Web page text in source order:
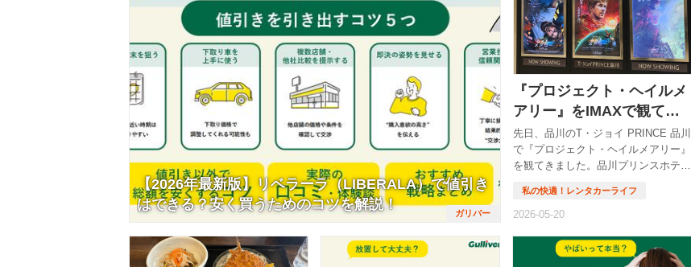
らコーヒーを飲んでいたら、もう気持
ちは半分そっちへ行っていました。す
ぐに支度をして、家を出て、電車に乗
りました！ 清澄白河ってどんな街？
東京メトロ半蔵門線・都営大江戸線の
清澄白河駅を降り...
ん。 今回は、実際にガリバーを利用
した人の評判をもとに、ガリバーで中
古車を「買取・購入」する際のメリッ
ット・デメリットをまとめてみました
ので、これからガリバーを利用しよう
と考えている人は...
で共有されています。 つまり、たと
えば「北海道の店舗にある車を、東京
の店舗で見たい」といった取り寄せが
できるんです。 「近所の店舗には在
庫がなかったけど、他県の店舗から取
り寄せてもらえた...
【2026年最新版】リベラーラ（LIBERALA）で値引き
はできる？安く買うためのコツを解説！
『プロジェクト・ヘイルメ
アリー』をIMAXで観てき
た話
先日、品川のT・ジョイ PRINCE 品川
で『プロジェクト・ヘイルメアリー』
を観てきました。品川プリンスホテル
ル アクアパーク品川）のすぐ隣にあ
る映画館です。 今回はIMAXで鑑賞。
たです。久しぶりに「観てよかっ
た〜」と素直に思える映画でした。